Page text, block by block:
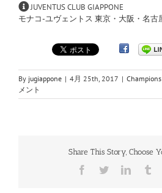
JUVENTUS CLUB GIAPPONE
モナコ-ユヴェントス 東京・大阪・名古
By jugiappone | 4月 25th, 2017 |
メント
Share This Story, Choose
Facebook
TwitterLinkedIn